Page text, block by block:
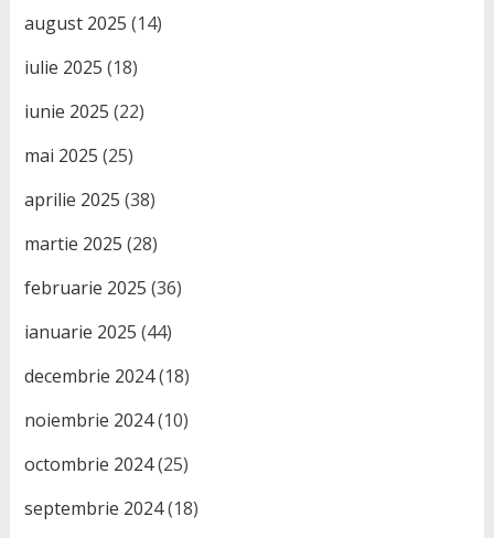
august 2025 (14)
iulie 2025 (18)
iunie 2025 (22)
mai 2025 (25)
aprilie 2025 (38)
martie 2025 (28)
februarie 2025 (36)
ianuarie 2025 (44)
decembrie 2024(18)
noiembrie 2024(10)
octombrie 2024(25)
septembrie 2024(18)